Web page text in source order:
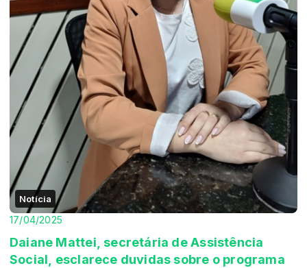
Notícia
17/04/2025
Daiane Mattei, secretária de Assistência
Social, esclarece duvidas sobre o programa